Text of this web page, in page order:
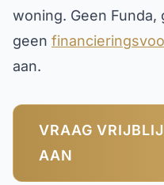
woning. Geen
geen
aan.
VRAAG
AAN